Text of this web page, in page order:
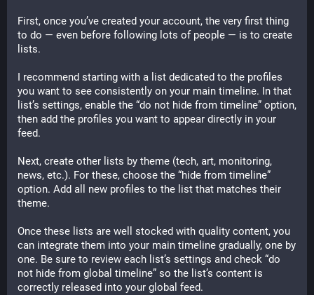
First, once you’ve created your account, the very first thing
to do — even before following lots of people — is to create
lists.
I recommend starting with a list dedicated to the profiles
you want to see consistently on your main timeline. In that
list’s settings, enable the “do not hide from timeline” option,
then add the profiles you want to appear directly in your
feed.
Next, create other lists by theme (tech, art, monitoring,
news, etc.). For these, choose the “hide from timeline”
option. Add all new profiles to the list that matches their
theme.
Once these lists are well stocked with quality content, you
can integrate them into your main timeline gradually, one by
one. Be sure to review each list’s settings and check “do
not hide from global timeline” so the list’s content is
correctly released into your global feed.